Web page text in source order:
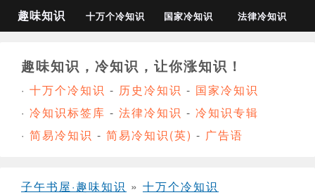
趣味知识 十万个冷知识 国家冷知识 法律冷知识
趣味知识，冷知识，让你涨知识！
· 十万个冷知识 - 历史冷知识 - 国家冷知识
· 冷知识标签库 - 法律冷知识 - 冷知识专辑
· 简易冷知识 - 简易冷知识(英) - 广告语
子午书屋·趣味知识 » 十万个冷知识